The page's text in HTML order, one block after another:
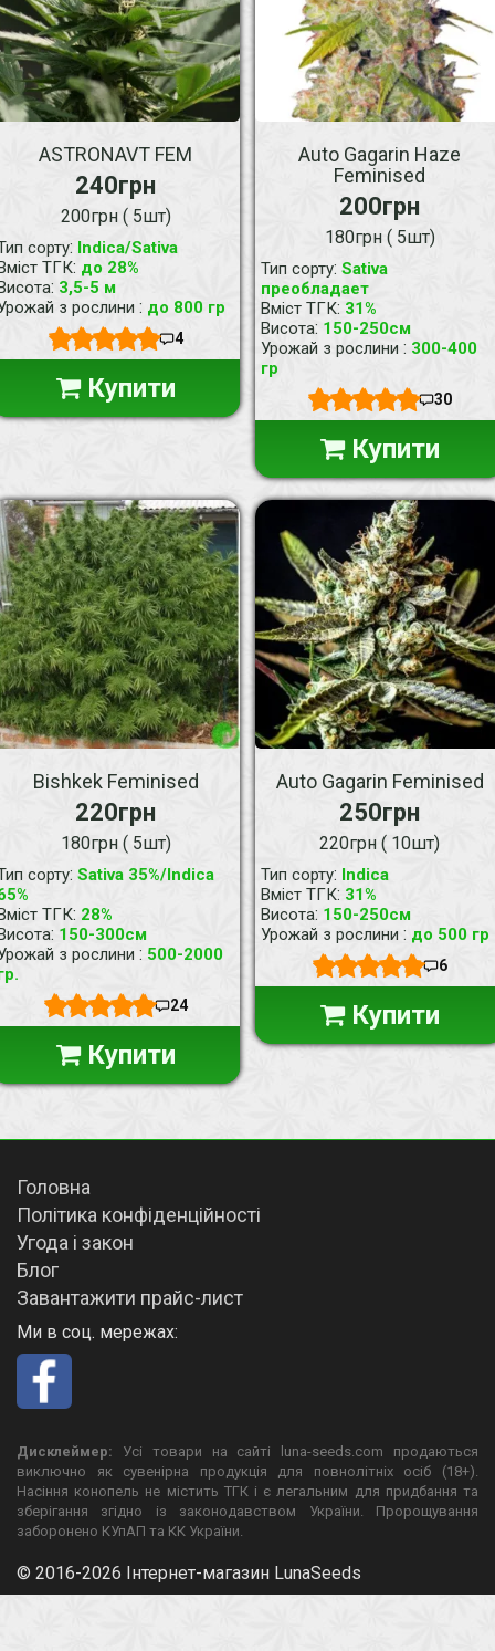
ASTRONAVT FEM
240грн
200грн ( 5шт)
сорту: Indica/Sativa
ТГК: до 28%
: 3,5-5 м
з рослини : до 800 гр
4
Купити
Auto Gagarin Haze
Feminised
200грн
180грн ( 5шт)
Тип сорту: Sativa
преобладает
Вміст ТГК: 31%
Висота: 150-250см
Урожай з рослини : 300-400
гр
30
Купити
Bishkek Feminised
220грн
180грн ( 5шт)
сорту: Sativa 35%/Indica
ТГК: 28%
: 150-300см
з рослини : 500-2000
24
Купити
Auto Gagarin Feminised
250грн
220грн ( 10шт)
Тип сорту: Indica
Вміст ТГК: 31%
Висота: 150-250см
Урожай з рослини : до 500 гр
6
Купити
Головна
Політика конфіденційності
Угода і закон
Блог
Завантажити прайс-лист
Ми в соц. мережах:
Дисклеймер: Усі товари на сайті luna-seeds.com продаються
виключно як сувенірна продукція для повнолітніх осіб (18+).
Насіння конопель не містить ТГК і є легальним для придбання та
зберігання згідно із законодавством України. Пророщування
заборонено КУпАП та КК України.
© 2016-2026 Інтернет-магазин LunaSeeds